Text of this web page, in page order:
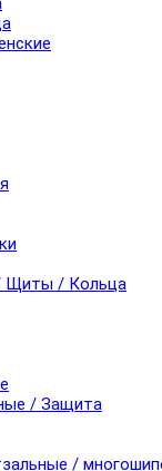
Щиты / Кольца
/ Защита
/